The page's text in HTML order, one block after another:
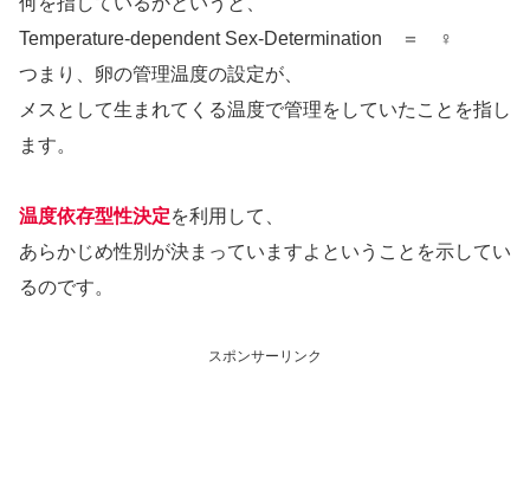
Temperature-dependent Sex-Determination ＝ ♀
つまり、卵の管理温度の設定が、
メスとして生まれてくる温度で管理をしていたことを指し
ます。
温度依存型性決定を利用して、
あらかじめ性別が決まっていますよということを示してい
るのです。
スポンサーリンク